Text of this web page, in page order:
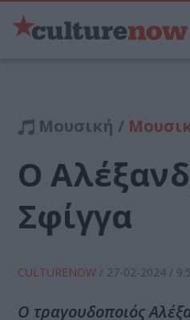
Μουσική /
Ο
Σφίγγα
CULTURENOW / 27-02-2024 /
Ο τραγουδοποιός